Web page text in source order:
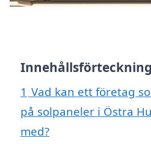
Innehållsförteckning
1 Vad kan ett företag
på solpaneler i Östra
med?